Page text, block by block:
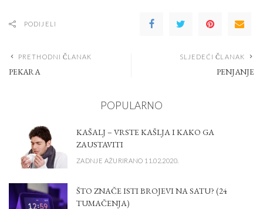
PODIJELI
PRETHODNI ČLANAK
PEKARA
SLJEDEĆI ČLANAK
PENJANJE
POPULARNO
KAŠALJ – VRSTE KAŠLJA I KAKO GA
ZAUSTAVITI
ZADNJE AŽURIRANO 11.02.2020.
ŠTO ZNAČE ISTI BROJEVI NA SATU? (24
TUMAČENJA)